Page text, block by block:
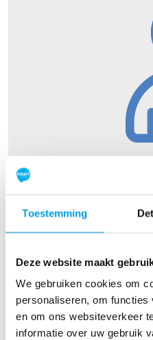
Toestemming
Deze website maakt
We gebruiken cookies om
personaliseren, om
en om ons websiteverkeer
informatie over uw gebruik